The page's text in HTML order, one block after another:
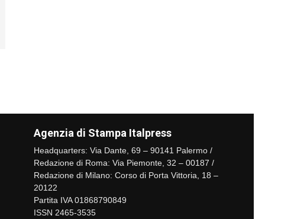
Agenzia di Stampa Italpress
Headquarters: Via Dante, 69 – 90141 Palermo /
Redazione di Roma: Via Piemonte, 32 – 00187 /
Redazione di Milano: Corso di Porta Vittoria, 18 –
20122
Partita IVA 01868790849
ISSN 2465-3535